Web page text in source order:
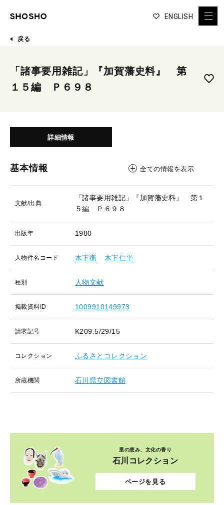
ENGLISH
戻る
「諸事要用雑記」『加賀藩史料』 第
１５編 Ｐ６９８
詳細情報
基本情報 全ての情報を表示
文献/出典
「諸事要用雑記」『加賀藩史料』 第１
５編 Ｐ６９８
出版年 1980
人物件名コード 木下衡 木下仁平
種別 人物文献
掲載資料ID 1009910149973
請求記号 K209.5/29/15
コレクション ふるさとコレクション
所蔵機関 石川県立図書館
里の恵み、文化の香り
石川コレクション
ページを見る